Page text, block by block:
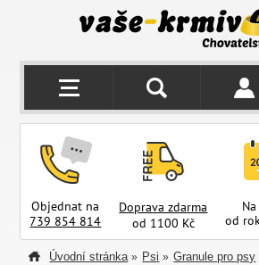
Objednat na
739 854 814
Doprava zdarma
od 1100 Kč
od
Úvodní stránka » Psi » Granule pro psy